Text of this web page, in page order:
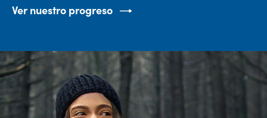
Ver nuestro progreso